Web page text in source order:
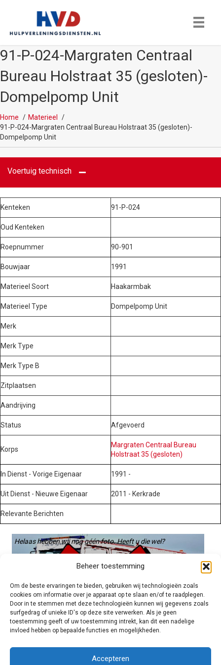
Beheer toestemming
Om de beste ervaringen te bieden, gebruiken wij technologieën zoals
cookies om informatie over je apparaat op te slaan en/of te raadplegen.
Door in te stemmen met deze technologieën kunnen wij gegevens zoals
surfgedrag of unieke ID's op deze site verwerken. Als je geen
toestemming geeft of uw toestemming intrekt, kan dit een nadelige
invloed hebben op bepaalde functies en mogelijkheden.
Accepteren
91-P-024-Margraten Centraal
Bureau Holstraat 35 (gesloten)-
Dompelpomp Unit
Home
Materieel
91-P-024-Margraten Centraal Bureau Holstraat 35 (gesloten)-
Dompelpomp Unit
Voertuig technisch
Kenteken 91-P-024
Oud Kenteken
Roepnummer 90-901
Bouwjaar 1991
Materieel Soort Haakarmbak
Materieel Type Dompelpomp Unit
Merk
Merk Type
Merk Type B
Zitplaatsen
Aandrijving
Status Afgevoerd
Korps
Margraten Centraal Bureau
Holstraat 35 (gesloten)
In Dienst - Vorige Eigenaar 1991 -
Uit Dienst - Nieuwe Eigenaar 2011 - Kerkrade
Relevante Berichten
Helaas hebben wij nog géén foto. Heeft u die wel?
Graag gebruiken we die. Stuur hem op naar:
voertuigen@hulpverleningsdiensten.nl